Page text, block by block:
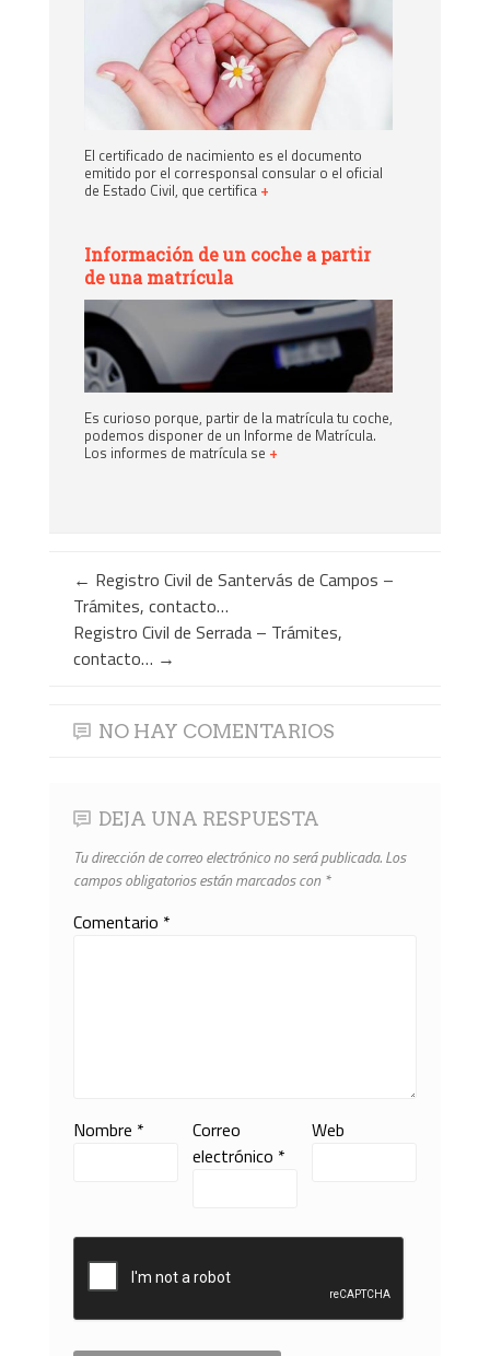
El certificado de nacimiento es el documento
emitido por el corresponsal consular o el oficial
de Estado Civil, que certifica +
Información de un coche a partir
de una matrícula
Es curioso porque, partir de la matrícula tu coche,
podemos disponer de un Informe de Matrícula.
Los informes de matrícula se +
← Registro Civil de Santervás de Campos –
Trámites, contacto…
Registro Civil de Serrada – Trámites,
contacto… →
NO HAY COMENTARIOS
DEJA UNA RESPUESTA
Tu dirección de correo electrónico no será publicada.Los
campos obligatorios están marcados con *
Comentario *
Nombre *
Correo
electrónico *
Web